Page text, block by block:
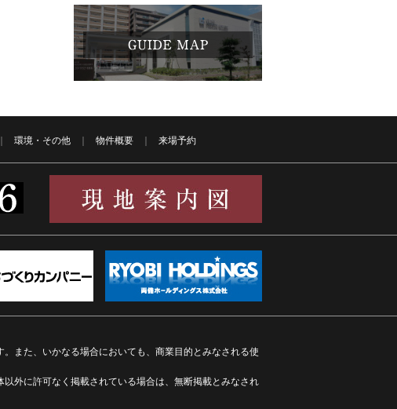
環境・その他 物件概要 来場予約
また、いかなる場合においても、商業目的とみなされる使
外に許可なく掲載されている場合は、無断掲載とみなされ